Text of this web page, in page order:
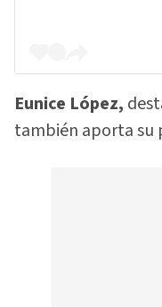
Eunice López,
también aporta su